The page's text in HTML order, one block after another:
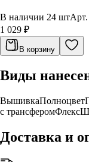
В наличии 24 штАрт.
1 029 ₽
В корзину
Виды
ВышивкаПолноцвет
с трансферомФлекс
Доставка и